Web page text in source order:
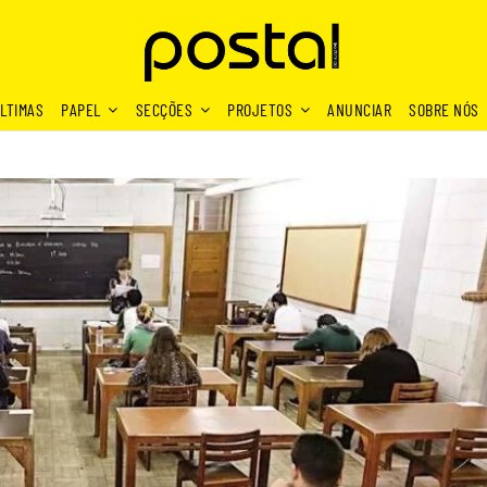
PAPEL SECÇÕES PROJETOS ANUNCIAR SOBRE NÓS